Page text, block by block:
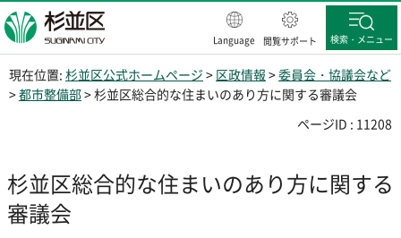
杉並区
Language 閲覧サポート 検索・メニュー
現在位置: 杉並区公式ホームページ > 区政情報 >委員会・協議会など
>都市整備部> 杉並区総合的な住まいのあり方に関する審議会
ページID : 11208
杉並区総合的な住まいのあり方に関する
審議会